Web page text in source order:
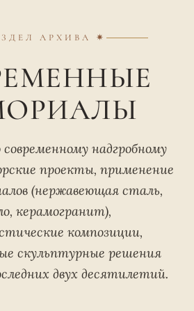
АРХИВА ✷
надгробному
проекты, применение
(нержавеющая сталь,
керамогранит),
композиции,
скульптурные решения
двух десятилетий.